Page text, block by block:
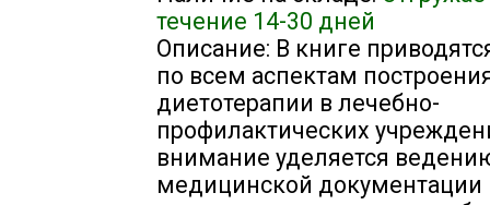
течение 14-30 дней
Описание: В книге
по всем аспектам
диетотерапии в лечебно-
профилактических
внимание уделяется
медицинской документации